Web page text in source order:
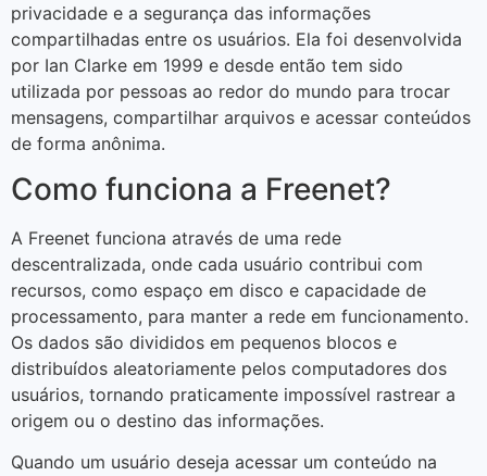
privacidade e a segurança das informações
compartilhadas entre os usuários. Ela foi desenvolvida
por Ian Clarke em 1999 e desde então tem sido
utilizada por pessoas ao redor do mundo para trocar
mensagens, compartilhar arquivos e acessar conteúdos
de forma anônima.
Como funciona a Freenet?
A Freenet funciona através de uma rede
descentralizada, onde cada usuário contribui com
recursos, como espaço em disco e capacidade de
processamento, para manter a rede em funcionamento.
Os dados são divididos em pequenos blocos e
distribuídos aleatoriamente pelos computadores dos
usuários, tornando praticamente impossível rastrear a
origem ou o destino das informações.
Quando um usuário deseja acessar um conteúdo na